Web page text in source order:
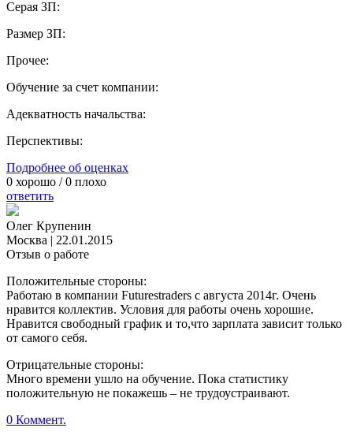
Серая ЗП:
Размер ЗП:
Прочее:
Обучение за счет компании:
Адекватность начальства:
Перспективы:
Подробнее об оценках
0 хорошо /0 плохо
ответить
Олег Крупенин
Москва | 22.01.2015
Отзыв о работе
Положительные стороны:
Работаю в компании Futurestraders с августа 2014г. Очень
нравится коллектив. Условия для работы очень хорошие.
Нравится свободный график и то,что зарплата зависит только
от самого себя.
Отрицательные стороны:
Много времени ушло на обучение. Пока статистику
положительную не покажешь – не трудоустраивают.
0 Коммент.